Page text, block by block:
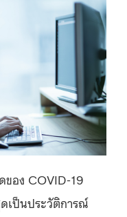
ของ COVID-19
เป็นประวัติการณ์